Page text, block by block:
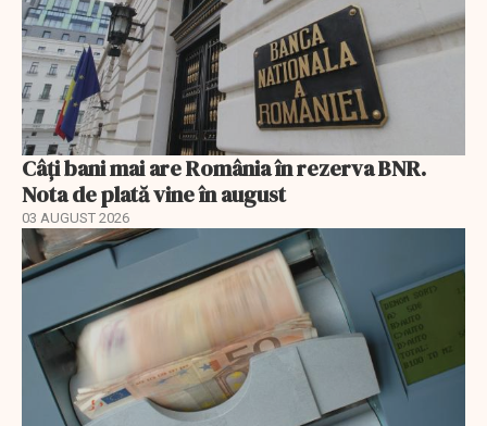
Câți bani mai are România în rezerva BNR.
Nota de plată vine în august
03 AUGUST 2026